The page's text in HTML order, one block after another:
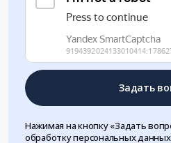
Задать
Нажимая на кнопку «Задать
обработку персональных данных